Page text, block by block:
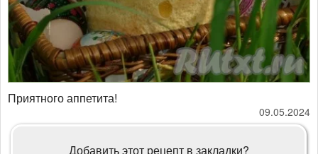
Приятного аппетита!
09.05.2024
Добавить этот рецепт в закладки?